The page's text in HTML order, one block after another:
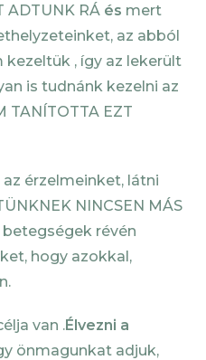
ADTUNK RÁ és mert
az abból
kezeltük , így az lekerült
is tudnánk kezelni az
TANÍTOTTA EZT
érzelmeinket, látni
NINCSEN MÁS
betegségek révén
hogy azokkal,
van .Élvezni a
önmagunkat adjuk,